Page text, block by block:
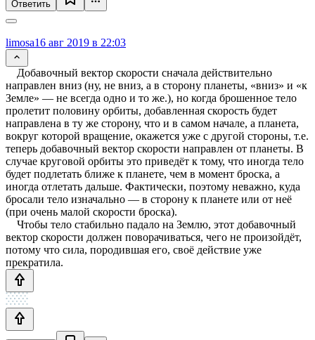
Ответить
limosa16 авг 2019 в 22:03
Добавочный вектор скорости сначала действительно
направлен вниз (ну, не вниз, а в сторону планеты, «вниз» и «к
Земле» — не всегда одно и то же.), но когда брошенное тело
пролетит половину орбиты, добавленная скорость будет
направлена в ту же сторону, что и в самом начале, а планета,
вокруг которой вращение, окажется уже с другой стороны, т.е.
теперь добавочный вектор скорости направлен от планеты. В
случае круговой орбиты это приведёт к тому, что иногда тело
будет подлетать ближе к планете, чем в момент броска, а
иногда отлетать дальше. Фактически, поэтому неважно, куда
бросали тело изначально — в сторону к планете или от неё
(при очень малой скорости броска).
Чтобы тело стабильно падало на Землю, этот добавочный
вектор скорости должен поворачиваться, чего не произойдёт,
потому что сила, породившая его, своё действие уже
прекратила.